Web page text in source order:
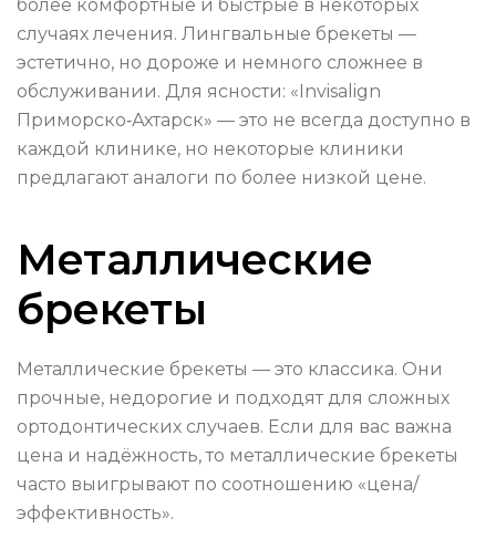
более комфортные и быстрые в некоторых
случаях лечения. Лингвальные брекеты —
эстетично, но дороже и немного сложнее в
обслуживании. Для ясности: «Invisalign
Приморско‑Ахтарск» — это не всегда доступно в
каждой клинике, но некоторые клиники
предлагают аналоги по более низкой цене.
Металлические
брекеты
Металлические брекеты — это классика. Они
прочные, недорогие и подходят для сложных
ортодонтических случаев. Если для вас важна
цена и надёжность, то металлические брекеты
часто выигрывают по соотношению «цена/
эффективность».